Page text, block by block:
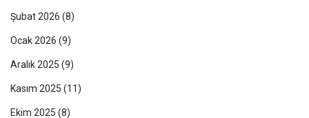
Şubat 2026 (8)
Ocak 2026 (9)
Aralık 2025 (9)
Kasım 2025 (11)
Ekim 2025 (8)